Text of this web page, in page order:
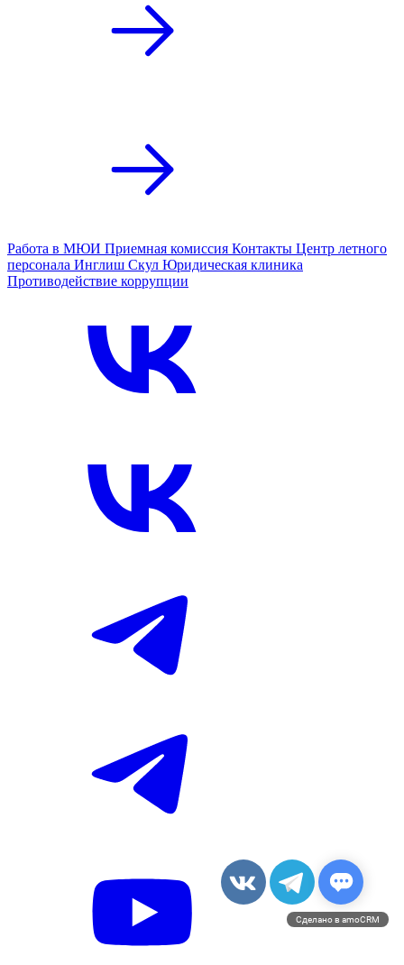
Работа в МЮИ Приемная комиссия Контакты Центр летного
персонала Инглиш Скул Юридическая клиника
Противодействие коррупции
Сделано в amoCRM